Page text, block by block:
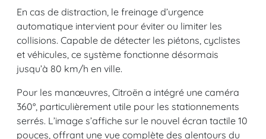
En cas de distraction, le freinage d’urgence
automatique intervient pour éviter ou limiter les
collisions. Capable de détecter les piétons, cyclistes
et véhicules, ce système fonctionne désormais
jusqu’à 80 km/h en ville.
Pour les manœuvres, Citroën a intégré une caméra
360°, particulièrement utile pour les stationnements
serrés. L’image s’affiche sur le nouvel écran tactile 10
pouces, offrant une vue complète des alentours du